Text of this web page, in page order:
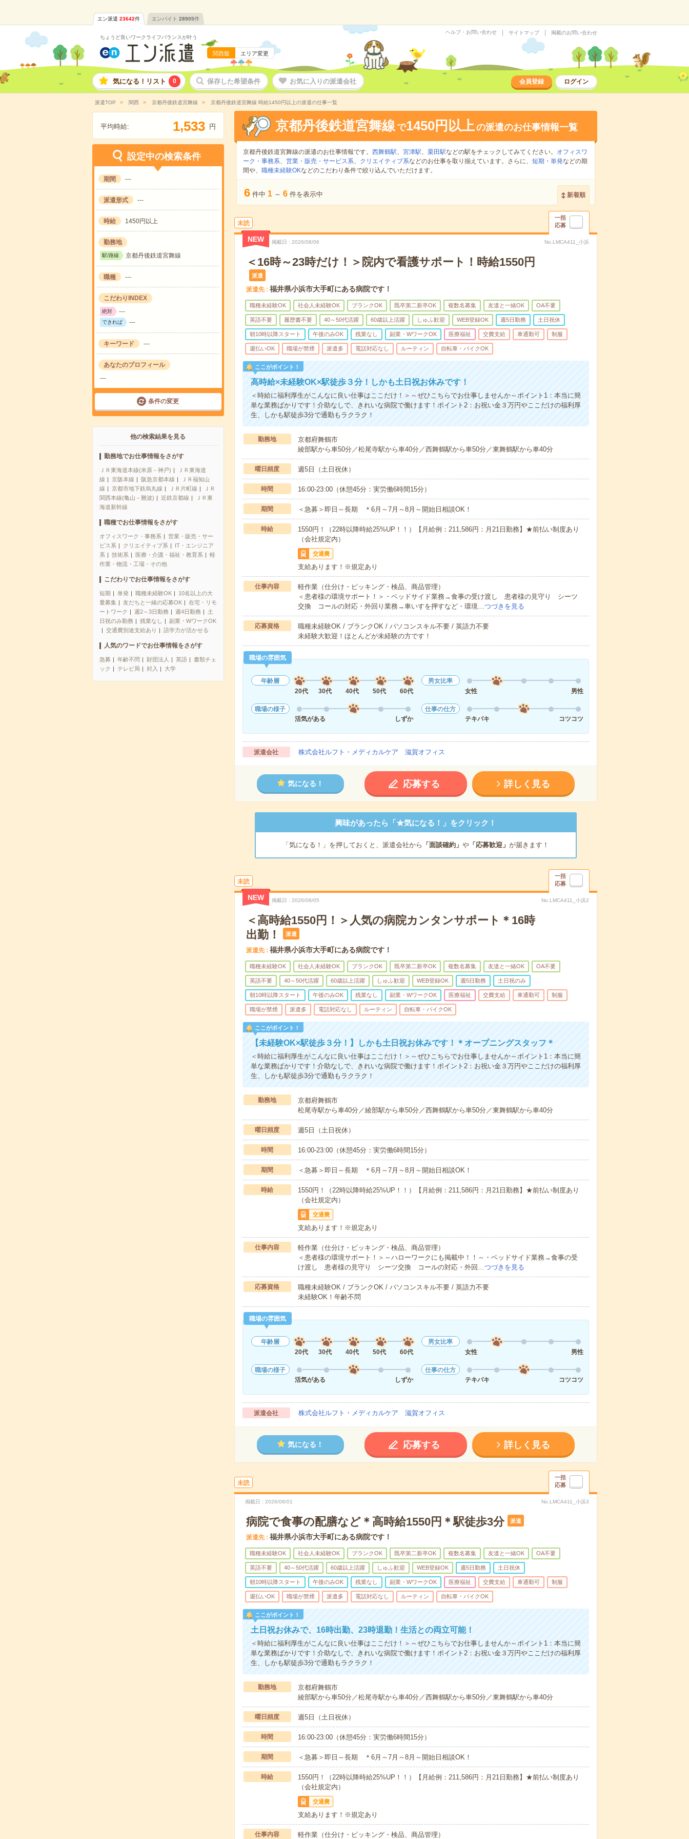
エン派遣 23642件 エンバイト 28905件
ちょうど良いワークライフバランスが叶う
関西版 エリア変更
ヘルプ・お問い合わせ サイトマップ 掲載のお問い合わせ
気になる！リスト 0 保存した希望条件 お気に入りの派遣会社 会員登録 ログイン
派遣TOP 関西 京都丹後鉄道宮舞線 京都丹後鉄道宮舞線 時給1450円以上の派遣の仕事一覧
平均時給: 1,533 円
設定中の検索条件
期間 ---
派遣形式 ---
時給 1450円以上
勤務地
駅/路線 京都丹後鉄道宮舞線
職種 ---
こだわりINDEX
絶対 ---
できれば ---
キーワード ---
あなたのプロフィール
---
条件の変更
他の検索結果を見る
勤務地でお仕事情報をさがす
ＪＲ東海道本線(米原－神戸)
ＪＲ東海道
線
京阪本線 阪急京都本線
ＪＲ福知山
線
京都市地下鉄烏丸線 ＪＲ片町線
ＪＲ
関西本線(亀山－難波)
近鉄京都線
ＪＲ東
海道新幹線
職種でお仕事情報をさがす
オフィスワーク・事務系
営業・販売・サー
ビス系
クリエイティブ系
IT・エンジニア
系
技術系 医療・介護・福祉・教育系
軽
作業・物流・工場・その他
こだわりでお仕事情報をさがす
短期 単発 職種未経験OK
10名以上の大
量募集
友だちと一緒の応募OK
在宅・リモ
ートワーク
週2～3日勤務 週4日勤務
土
日祝のみ勤務
残業なし
副業・WワークOK
交通費別途支給あり
語学力が活かせる
人気のワードでお仕事情報をさがす
急募 年齢不問 財団法人 英語
書類チェ
ック
テレビ局 封入 大学
京都丹後鉄道宮舞線 で1450円以上の派遣のお仕事情報一覧
京都丹後鉄道宮舞線の派遣のお仕事情報です。 西舞鶴駅、 宮津駅、 栗田駅などの駅をチェックしてみてください。
オフィスワ
ーク・事務系、 営業・販売・サービス系、 クリエイティブ系などのお仕事を取り揃えています。さらに、 短期 ・ 単発などの期
間や、 職種未経験OKなどのこだわり条件で絞り込んでいただけます。
6 件中 1 ～ 6 件を表示中 新着順
未読
一括
応募
NEW 掲載日 2026/08/06 No.LMCA411_小浜
＜16時～23時だけ！＞院内で看護サポート！時給1550円
派遣
派遣先 福井県小浜市大手町にある病院です！
職種未経験OK 社会人未経験OK ブランクOK 既卒第二新卒OK 複数名募集 友達と一緒OK OA不要
英語不要 履歴書不要 40～50代活躍 60歳以上活躍 しゅふ歓迎 WEB登録OK 週5日勤務 土日祝休
朝10時以降スタート 午後のみOK 残業なし 副業・WワークOK 医療福祉 交費支給 車通勤可 制服
週払いOK 職場が禁煙 派遣多 電話対応なし ルーティン 自転車・バイクOK
ここがポイント！
高時給×未経験OK×駅徒歩３分！しかも土日祝お休みです！
＜時給に福利厚生がこんなに良い仕事はここだけ！＞～ぜひこちらでお仕事しませんか～ポイント1：本当に簡
単な業務ばかりです！介助なしで、きれいな病院で働けます！ポイント2：お祝い金３万円やここだけの福利厚
生、しかも駅徒歩3分で通勤もラクラク！
勤務地
京都府舞鶴市
綾部駅から車50分／松尾寺駅から車40分／西舞鶴駅から車50分／東舞鶴駅から車40分
曜日頻度 週5日（土日祝休）
時間 16:00-23:00（休憩45分：実労働6時間15分）
期間 ＜急募＞即日～長期 ＊6月～7月～8月～開始日相談OK！
時給
1550円！（22時以降時給25%UP！！）【月給例：211,586円：月21日勤務】★前払い制度あり
（会社規定内）
交通費
支給あります！※規定あり
仕事内容
軽作業（仕分け・ピッキング・検品、商品管理）
＜患者様の環境サポート！＞・ベッドサイド業務→食事の受け渡し 患者様の見守り シーツ
交換 コールの対応・外回り業務→車いすを押すなど・環境…つづきを見る
応募資格
職種未経験OK / ブランクOK / パソコンスキル不要 / 英語力不要
未経験大歓迎！ほとんどが未経験の方です！
職場の雰囲気
年齢層
20代
30代 40代 50代 60代
男女比率
女性
男性
職場の様子
活気がある
しずか
仕事の仕方
テキパキ
コツコツ
派遣会社 株式会社ルフト・メディカルケア 滋賀オフィス
気になる！ 応募する 詳しく見る
興味があったら「★気になる！」をクリック！
「気になる！」を押しておくと、派遣会社から 「面談確約」 や「応募歓迎」 が届きます！
未読
一括
応募
NEW 掲載日 2026/08/05 No.LMCA411_小浜2
＜高時給1550円！＞人気の病院カンタンサポート＊16時
出勤！
派遣
派遣先 福井県小浜市大手町にある病院です！
職種未経験OK 社会人未経験OK ブランクOK 既卒第二新卒OK 複数名募集 友達と一緒OK OA不要
英語不要 40～50代活躍 60歳以上活躍 しゅふ歓迎 WEB登録OK 週5日勤務 土日祝のみ
朝10時以降スタート 午後のみOK 残業なし 副業・WワークOK 医療福祉 交費支給 車通勤可 制服
職場が禁煙 派遣多 電話対応なし ルーティン 自転車・バイクOK
ここがポイント！
【未経験OK×駅徒歩３分！】しかも土日祝お休みです！＊オープニングスタッフ＊
＜時給に福利厚生がこんなに良い仕事はここだけ！＞～ぜひこちらでお仕事しませんか～ポイント1：本当に簡
単な業務ばかりです！介助なしで、きれいな病院で働けます！ポイント2：お祝い金３万円やここだけの福利厚
生、しかも駅徒歩3分で通勤もラクラク！
勤務地
京都府舞鶴市
松尾寺駅から車40分／綾部駅から車50分／西舞鶴駅から車50分／東舞鶴駅から車40分
曜日頻度 週5日（土日祝休）
時間 16:00-23:00（休憩45分：実労働6時間15分）
期間 ＜急募＞即日～長期 ＊6月～7月～8月～開始日相談OK！
時給
1550円！（22時以降時給25%UP！！）【月給例：211,586円：月21日勤務】★前払い制度あり
（会社規定内）
交通費
支給あります！※規定あり
仕事内容
軽作業（仕分け・ピッキング・検品、商品管理）
＜患者様の環境サポート！＞～ハローワークにも掲載中！！～・ベッドサイド業務→食事の受
け渡し 患者様の見守り シーツ交換 コールの対応・外回…つづきを見る
応募資格
職種未経験OK / ブランクOK / パソコンスキル不要 / 英語力不要
未経験OK！年齢不問
職場の雰囲気
年齢層
20代
30代 40代 50代 60代
男女比率
女性
男性
職場の様子
活気がある
しずか
仕事の仕方
テキパキ
コツコツ
派遣会社 株式会社ルフト・メディカルケア 滋賀オフィス
気になる！ 応募する 詳しく見る
未読
一括
応募
掲載日 2026/08/01 No.LMCA411_小浜3
病院で食事の配膳など＊高時給1550円＊駅徒歩3分 派遣
派遣先 福井県小浜市大手町にある病院です！
職種未経験OK 社会人未経験OK ブランクOK 既卒第二新卒OK 複数名募集 友達と一緒OK OA不要
英語不要 40～50代活躍 60歳以上活躍 しゅふ歓迎 WEB登録OK 週5日勤務 土日祝休
朝10時以降スタート 午後のみOK 残業なし 副業・WワークOK 医療福祉 交費支給 車通勤可 制服
週払いOK 職場が禁煙 派遣多 電話対応なし ルーティン 自転車・バイクOK
ここがポイント！
土日祝お休みで、16時出勤、23時退勤！生活との両立可能！
＜時給に福利厚生がこんなに良い仕事はここだけ！＞～ぜひこちらでお仕事しませんか～ポイント1：本当に簡
単な業務ばかりです！介助なしで、きれいな病院で働けます！ポイント2：お祝い金３万円やここだけの福利厚
生、しかも駅徒歩3分で通勤もラクラク！
勤務地
京都府舞鶴市
綾部駅から車50分／松尾寺駅から車40分／西舞鶴駅から車50分／東舞鶴駅から車40分
曜日頻度 週5日（土日祝休）
時間 16:00-23:00（休憩45分：実労働6時間15分）
期間 ＜急募＞即日～長期 ＊6月～7月～8月～開始日相談OK！
時給
1550円！（22時以降時給25%UP！！）【月給例：211,586円：月21日勤務】★前払い制度あり
（会社規定内）
交通費
支給あります！※規定あり
仕事内容 軽作業（仕分け・ピッキング・検品、商品管理）